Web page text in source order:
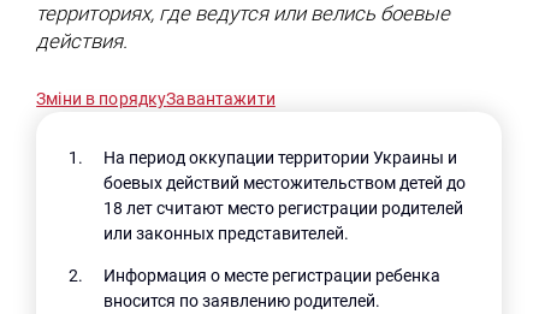
территориях, где ведутся или велись боевые
действия.
Зміни в порядкуЗавантажити
На период оккупации территории Украины и
боевых действий местожительством детей до
18 лет считают место регистрации родителей
или законных представителей.
Информация о месте регистрации ребенка
вносится по заявлению родителей.